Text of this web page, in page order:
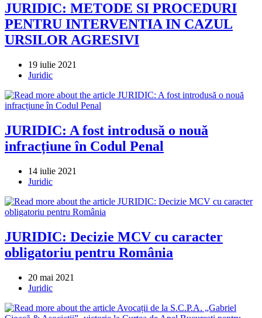
JURIDIC: METODE SI PROCEDURI
PENTRU INTERVENTIA IN CAZUL
URSILOR AGRESIVI
Post
published:
19 iulie 2021
Post
Juridic
JURIDIC: A fost introdusă o nouă
infracțiune în Codul Penal
Post
published:
14 iulie 2021
Post
Juridic
JURIDIC: Decizie MCV cu caracter
obligatoriu pentru România
Post
published:
20 mai 2021
Post
Juridic